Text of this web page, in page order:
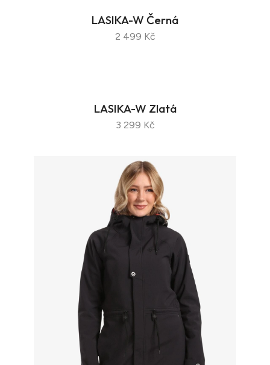
LASIKA-W Černá
2 499 Kč
LASIKA-W Zlatá
3 299 Kč